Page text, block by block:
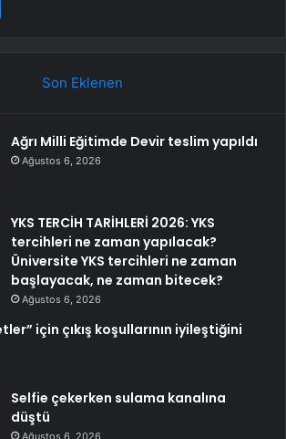
Son Eklenen
Ağrı Milli Eğitimde Devir teslim yapıldı
Ağustos 6, 2026
YKS TERCİH TARİHLERİ 2026: YKS
tercihleri ne zaman yapılacak?
Üniversite YKS tercihleri ne zaman
başlayacak, ne zaman bitecek?
Ağustos 6, 2026
için çıkış koşullarının iyileştiğini
Selfie çekerken sulama kanalına
düştü
Ağustos 6, 2026